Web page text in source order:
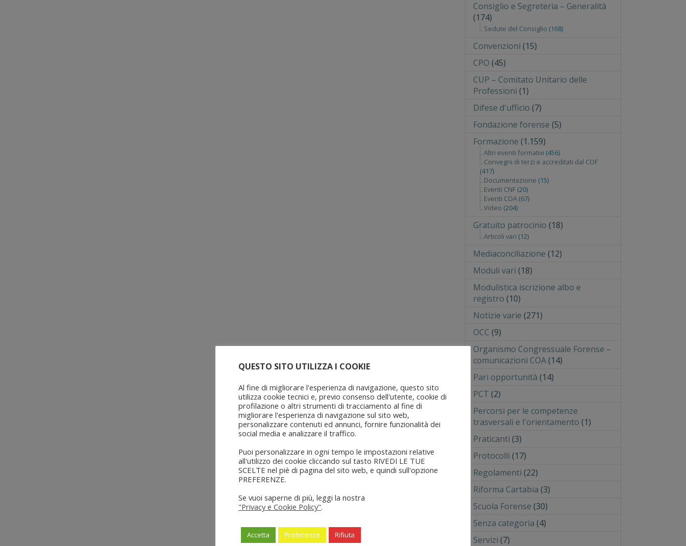
Consiglio e Segreteria – Generalità
(174)
Sedute del Consiglio (168)
Convenzioni (15)
CPO (45)
CUP – Comitato Unitario delle
Professioni (1)
Difese d'ufficio (7)
Fondazione forense (5)
Formazione (1.159)
Altri eventi formativi (456)
Convegni di terzi e accreditati dal COF
(417)
Documentazione (15)
Eventi CNF (20)
Eventi COA (67)
Video (204)
Gratuito patrocinio (18)
Articoli vari (12)
Mediaconciliazione (12)
Moduli vari (18)
Modulistica iscrizione albo e
registro (10)
Notizie varie (271)
OCC (9)
Organismo Congressuale Forense –
comunicazioni COA(14)
Pari opportunità (14)
PCT (2)
Percorsi per le competenze
trasversali e l'orientamento (1)
Praticanti (3)
Protocolli (17)
Regolamenti (22)
Riforma Cartabia (3)
Scuola Forense (30)
Senza categoria (4)
Servizi (7)
QUESTO SITO UTILIZZA I COOKIE
Al fine di migliorare l'esperienza di navigazione, questo sito
utilizza cookie tecnici e, previo consenso dell'utente, cookie di
profilazione o altri strumenti di tracciamento al fine di
migliorare l'esperienza di navigazione sul sito web,
personalizzare contenuti ed annunci, fornire funzionalità dei
social media e analizzare il traffico.
Puoi personalizzare in ogni tempo le impostazioni relative
all'utilizzo dei cookie cliccando sul tasto RIVEDI LE TUE
SCELTE nel piè di pagina del sito web, e quindi sull'opzione
PREFERENZE.
Se vuoi saperne di più, leggi la nostra
"Privacy e Cookie Policy".
Accetta Preferenze Rifiuta